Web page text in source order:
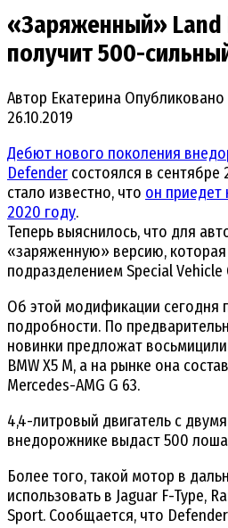
«Заряженный» Land
получит 500-
Автор Екатерина Опубликовано
26.10.2019
Дебют нового поколения
Defender состоялся в сентябре
стало известно, что он приедет
2020 году.
Теперь выяснилось, что для
«заряженную» версию,
подразделением Special Vehicle
Об этой модификации сегодня
подробности. По
новинки предложат
BMW X5 M, а на рынке она
Mercedes-AMG G 63.
4,4-литровый двигатель с
внедорожнике выдаст 500
Более того, такой мотор в
использовать в Jaguar F-Type,
Sport. Сообщается, что